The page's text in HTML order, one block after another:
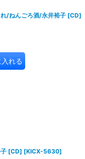
/ねんごろ酒/永井裕子 [CD]
れる
[CD] [KICX-5630]